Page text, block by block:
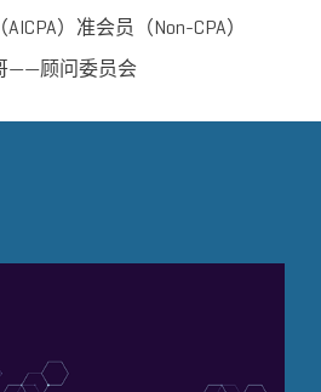
）准会员（Non-CPA）
——顾问委员会